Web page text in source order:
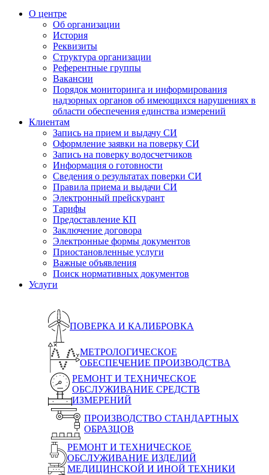
О центре
Об организации
История
Реквизиты
Структура организации
Референтные группы
Вакансии
Порядок мониторинга и информирования
надзорных органов об имеющихся нарушениях в
области обеспечения единства измерений
Клиентам
Запись на прием и выдачу СИ
Оформление заявки на поверку СИ
Запись на поверку водосчетчиков
Информация о готовности
Сведения о результатах поверки СИ
Правила приема и выдачи СИ
Электронный прейскурант
Тарифы
Предоставление КП
Заключение договора
Электронные формы документов
Приостановленные услуги
Важные объявления
Поиск нормативных документов
Услуги
ПОВЕРКА И КАЛИБРОВКА
МЕТРОЛОГИЧЕСКОЕ
ОБЕСПЕЧЕНИЕ ПРОИЗВОДСТВА
РЕМОНТ И ТЕХНИЧЕСКОЕ
ОБСЛУЖИВАНИЕ СРЕДСТВ
ИЗМЕРЕНИЙ
ПРОИЗВОДСТВО СТАНДАРТНЫХ
ОБРАЗЦОВ
РЕМОНТ И ТЕХНИЧЕСКОЕ
ОБСЛУЖИВАНИЕ ИЗДЕЛИЙ
МЕДИЦИНСКОЙ И ИНОЙ ТЕХНИКИ